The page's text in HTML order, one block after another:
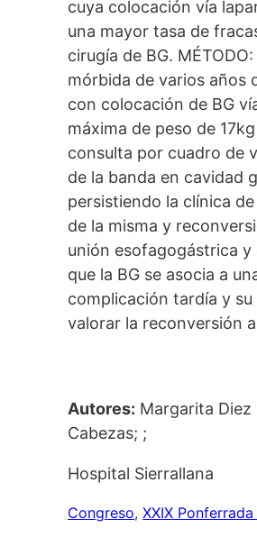
cuya colocación vía
una mayor tasa de
cirugía de BG.
mórbida de varios años
con colocación de BG
máxima de peso de
consulta por cuadro de
de la banda en cavidad
persistiendo la clínica
de la misma y
unión esofagogástrica y
que la BG se asocia a
complicación tardía y su
valorar la reconversión
Autores: Margarita Diez
Cabezas; ;
Hospital Sierrallana
Congreso, XXIX